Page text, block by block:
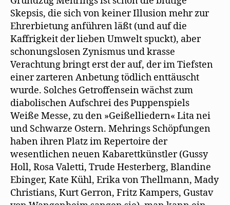
Skepsis, die sich von keiner Illusion mehr zur
Ehrerbietung anführen läßt (und auf die
Kaffrigkeit der lieben Umwelt spuckt), aber
schonungslosen Zynismus und krasse
Verachtung bringt erst der auf, der im Tiefsten
einer zarteren Anbetung tödlich enttäuscht
wurde. Solches Getroffensein wächst zum
diabolischen Aufschrei des Puppenspiels
Weiße Messe, zu den »Geißelliedern« Lita nei
und Schwarze Ostern. Mehrings Schöpfungen
haben ihren Platz im Repertoire der
wesentlichen neuen Kabarettkünstler (Gussy
Holl, Rosa Valetti, Trude Hesterberg, Blandine
Ebinger, Kate Kühl, Erika von Thellmann, Mady
Christians, Kurt Gerron, Fritz Kampers, Gustav